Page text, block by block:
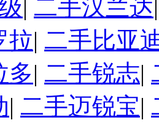
| 二手汉兰达
拉| 二手比亚
多| 二手锐志|
| 二手迈锐宝|